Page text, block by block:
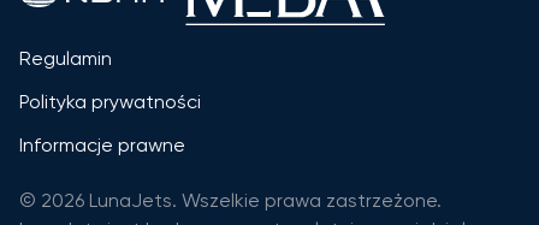
Regulamin
Polityka prywatności
Informacje prawne
© 2026 LunaJets. Wszelkie prawa zastrzeżone.